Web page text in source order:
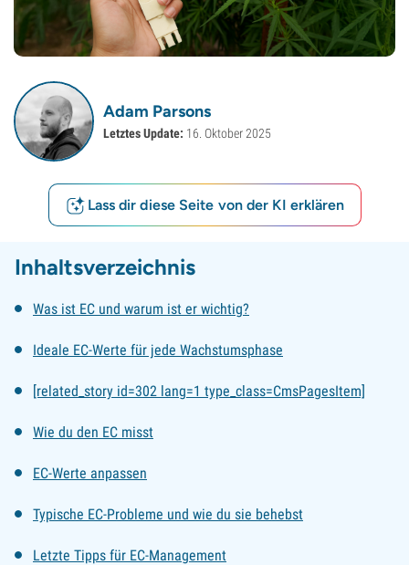
Adam Parsons
Letztes Update: 16. Oktober 2025
Lass dir diese Seite von der KI erklären
Inhaltsverzeichnis
Was ist EC und warum ist er wichtig?
Ideale EC-Werte für jede Wachstumsphase
[related_story id=302 lang=1 type_class=CmsPagesItem]
Wie du den EC misst
EC-Werte anpassen
Typische EC-Probleme und wie du sie behebst
Letzte Tipps für EC-Management